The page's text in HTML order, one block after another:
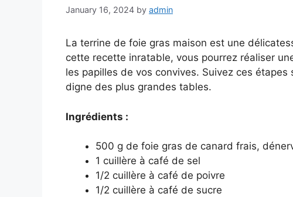
January 16, 2024 by admin
La terrine de foie gras maison est une
cette recette inratable, vous pourrez réaliser
les papilles de vos convives. Suivez ces
digne des plus grandes tables.
Ingrédients :
500 g de foie gras de canard frais,
1 cuillère à café de sel
1/2 cuillère à café de poivre
1/2 cuillère à café de sucre